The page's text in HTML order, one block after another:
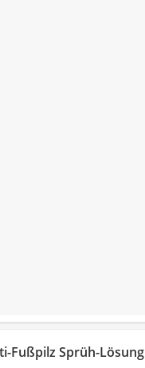
Fußpilz Sprüh-Lösung